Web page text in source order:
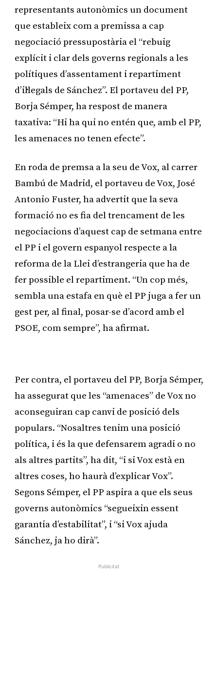
representants autonòmics un document
que estableix com a premissa a cap
negociació pressupostària el “rebuig
explícit i clar dels governs regionals a les
polítiques d’assentament i repartiment
d’il·legals de Sánchez”. El portaveu del PP,
Borja Sémper, ha respost de manera
taxativa: “Hi ha qui no entén que, amb el PP,
les amenaces no tenen efecte”.
En roda de premsa a la seu de Vox, al carrer
Bambú de Madrid, el portaveu de Vox, José
Antonio Fuster, ha advertit que la seva
formació no es fia del trencament de les
negociacions d’aquest cap de setmana entre
el PP i el govern espanyol respecte a la
reforma de la Llei d’estrangeria que ha de
fer possible el repartiment. “Un cop més,
sembla una estafa en què el PP juga a fer un
gest per, al final, posar-se d’acord amb el
PSOE, com sempre”, ha afirmat.
Per contra, el portaveu del PP, Borja Sémper,
ha assegurat que les “amenaces” de Vox no
aconseguiran cap canvi de posició dels
populars. “Nosaltres tenim una posició
política, i és la que defensarem agradi o no
als altres partits”, ha dit, “i si Vox està en
altres coses, ho haurà d’explicar Vox”.
Segons Sémper, el PP aspira a que els seus
governs autonòmics “segueixin essent
garantia d’estabilitat”, i “si Vox ajuda
Sánchez, ja ho dirà”.
Publicitat